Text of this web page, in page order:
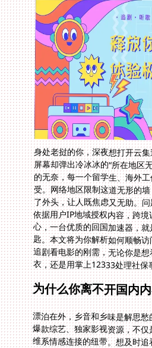
身处老挝的你，深夜想打开云
屏幕却弹出冷冰冰的“所在地区
的无奈，每一个留学生、海外
受。网络地区限制这道无形的
了外头，让人既焦虑又无助。
依据用户IP地域授权内容，跨
心，一台优质的回国加速器，
匙。本文将为你解析如何顺畅
追剧看电影的刚需，无论你是
衣，还是用掌上12333处理社保
为什么你离不开国内
漂泊在外，乡音和乡味是解思
爆款综艺、独家影视资源，不
维系情感连接的纽带。想及时
《庆余年2》？想用优酷、腾讯
离开本土IP，这些瞬间成了奢
发现贝贝网在澳大利亚用不了
扣页面；而在瑞典的你，可
12333查询社保医保而着急。
实实影响生活质量的大问题。